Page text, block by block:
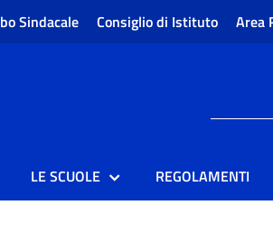
Sindacale Consiglio di Istituto Area
LE SCUOLE REGOLAMENTI